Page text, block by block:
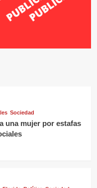
Sociedad
una mujer por estafas